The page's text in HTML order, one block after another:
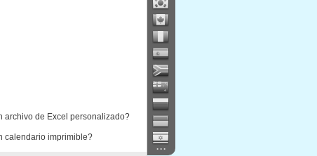
archivo de Excel personalizado?
calendario imprimible?
...